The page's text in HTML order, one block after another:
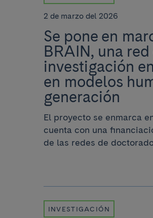
2 de marzo del 2026
Se pone en
BRAIN, una
investigación
en modelos
generación
El proyecto se enmarca
cuenta con una
de las redes de
INVESTIGACIÓN